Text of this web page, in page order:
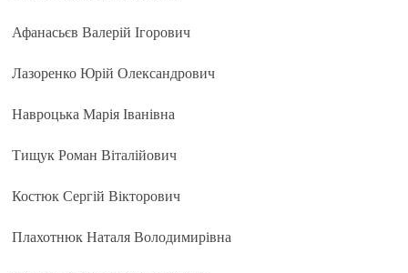
Афанасьєв Валерій Ігорович
Лазоренко Юрій Олександрович
Навроцька Марія Іванівна
Тищук Роман Віталійович
Костюк Сергій Вікторович
Плахотнюк Наталя Володимирівна